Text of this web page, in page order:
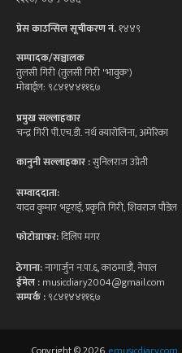
प्रेस काउन्सिल सूचीकरण नं.१४४९
सम्पादक/सञ्चालक
तुलसी गिरी (तुलसी गिरी 'भावुक')
मोबाईल: ९८४१४४११६७
प्रमुख सल्लाहकार
चन्द्र गिरी पी.एच.डी. नर्थ क्यारोलिना, अमेरिका
कानुनी सल्लाहकार :सुनिलराज उप्रेती
सम्वाददाता:
यादव कुमार भट्टराई, प्रकृति गिरी, शिवराज पौडेल
फोटोग्राफर:दिलिप मगर
ठेगाना:नागार्जुन न.पा.६, काठमाडौं, नेपाल
ईमेल :musicdiary2004@gmail.com
सम्पर्क :९८४१४४११६७